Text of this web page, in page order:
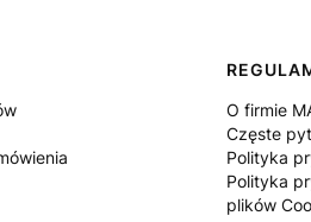
O firmie
Częste
Polityka
Polityka
plików